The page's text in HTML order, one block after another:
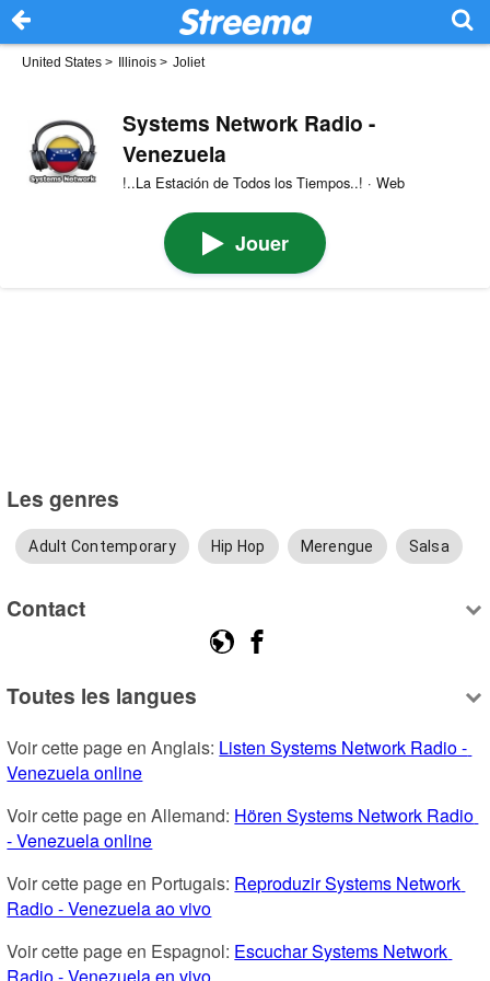
United States > Illinois > Joliet
Systems Network Radio -
Venezuela
!..La Estación de Todos los Tiempos..! · Web
Jouer
Les genres
Adult Contemporary Hip Hop Merengue Salsa
Contact
Toutes les langues
Voir cette page en Anglais: Listen Systems Network Radio -
Venezuela online
Voir cette page en Allemand: Hören Systems Network Radio
- Venezuela online
Voir cette page en Portugais: Reproduzir Systems Network
Radio - Venezuela ao vivo
Voir cette page en Espagnol: Escuchar Systems Network
Radio - Venezuela en vivo